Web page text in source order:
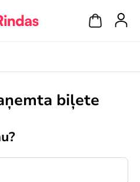
biļete